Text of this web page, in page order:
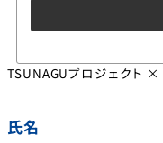
TSUNAGUプロジェクト ×
氏名